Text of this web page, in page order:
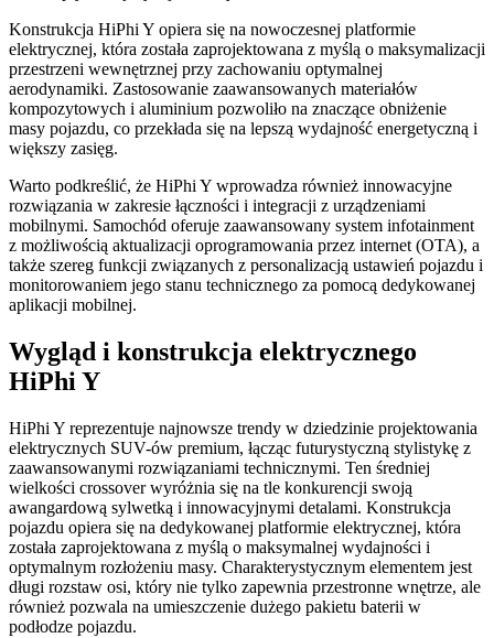
Konstrukcja HiPhi Y opiera się na nowoczesnej platformie
elektrycznej, która została zaprojektowana z myślą o maksymalizacji
przestrzeni wewnętrznej przy zachowaniu optymalnej
aerodynamiki. Zastosowanie zaawansowanych materiałów
kompozytowych i aluminium pozwoliło na znaczące obniżenie
masy pojazdu, co przekłada się na lepszą wydajność energetyczną i
większy zasięg.
Warto podkreślić, że HiPhi Y wprowadza również innowacyjne
rozwiązania w zakresie łączności i integracji z urządzeniami
mobilnymi. Samochód oferuje zaawansowany system infotainment
z możliwością aktualizacji oprogramowania przez internet (OTA), a
także szereg funkcji związanych z personalizacją ustawień pojazdu i
monitorowaniem jego stanu technicznego za pomocą dedykowanej
aplikacji mobilnej.
Wygląd i konstrukcja elektrycznego
HiPhi Y
HiPhi Y reprezentuje najnowsze trendy w dziedzinie projektowania
elektrycznych SUV-ów premium, łącząc futurystyczną stylistykę z
zaawansowanymi rozwiązaniami technicznymi. Ten średniej
wielkości crossover wyróżnia się na tle konkurencji swoją
awangardową sylwetką i innowacyjnymi detalami. Konstrukcja
pojazdu opiera się na dedykowanej platformie elektrycznej, która
została zaprojektowana z myślą o maksymalnej wydajności i
optymalnym rozłożeniu masy. Charakterystycznym elementem jest
długi rozstaw osi, który nie tylko zapewnia przestronne wnętrze, ale
również pozwala na umieszczenie dużego pakietu baterii w
podłodze pojazdu.